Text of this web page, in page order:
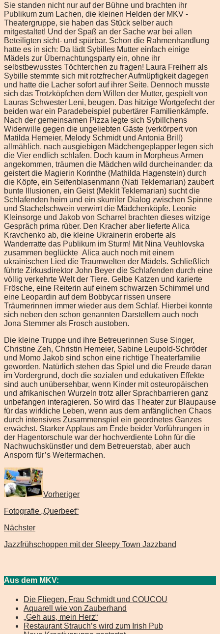
Sie standen nicht nur auf der Bühne und brachten ihr
Publikum zum Lachen, die kleinen Helden der MKV -
Theatergruppe, sie haben das Stück selber auch
mitgestaltet! Und der Spaß an der Sache war bei allen
Beteiligten sicht- und spürbar. Schon die Rahmenhandlung
hatte es in sich: Da lädt Sybilles Mutter einfach einige
Mädels zur Übernachtungsparty ein, ohne ihr
selbstbewusstes Töchterchen zu fragen! Laura Freiherr als
Sybille stemmte sich mit rotzfrecher Aufmüpfigkeit dagegen
und hatte die Lacher sofort auf ihrer Seite. Dennoch musste
sich das Trotzköpfchen dem Willen der Mutter, gespielt von
Lauras Schwester Leni, beugen. Das hitzige Wortgefecht der
beiden war ein Paradebeispiel pubertärer Familienkämpfe.
Nach der gemeinsamen Pizza legte sich Sybillchens
Widerwille gegen die ungeliebten Gäste (verkörpert von
Matilda Hemeier, Melody Schmidt und Antonia Brill)
allmählich, nach ausgiebigen Mädchengeplapper legen sich
die Vier endlich schlafen. Doch kaum in Morpheus Armen
angekommen, träumen die Mädchen wild durcheinander: da
geistert die Magierin Korinthe (Mathilda Hagenstein) durch
die Köpfe, ein Seifenblasenmann (Nati Teklemarian) zaubert
bunte Illusionen, ein Geist (Meklit Teklemarian) sucht die
Schlafenden heim und ein skurriler Dialog zwischen Spinne
und Stachelschwein verwirrt die Mädchenköpfe. Leonie
Kleinsorge und Jakob von Scharrel brachten dieses witzige
Gespräch prima rüber. Den Kracher aber lieferte Alica
Kravchenko ab, die kleine Ukrainerin eroberte als
Wanderratte das Publikum im Sturm! Mit Nina Veuhlovska
zusammen beglückte Alica auch noch mit einem
ukrainischen Lied die Traumwelten der Mädels. Schließlich
führte Zirkusdirektor John Beyer die Schlafenden durch eine
völlig verkehrte Welt der Tiere. Gelbe Katzen und karierte
Frösche, eine Reiterin auf einem schwarzen Schimmel und
eine Leopardin auf dem Bobbycar rissen unsere
Träumerinnen immer wieder aus dem Schlaf. Hierbei konnte
sich neben den schon genannten Darstellern auch noch
Jona Stemmer als Frosch austoben.
Die kleine Truppe und ihre Betreuerinnen Suse Singer,
Christine Zeh, Christin Hemeier, Sabine Leupold-Schröder
und Momo Jakob sind schon eine richtige Theaterfamilie
geworden. Natürlich stehen das Spiel und die Freude daran
im Vordergrund, doch die sozialen und edukativen Effekte
sind auch unübersehbar, wenn Kinder mit osteuropäischen
und afrikanischen Wurzeln trotz aller Sprachbarrieren ganz
unbefangen interagieren. So wird das Theater zur Blaupause
für das wirkliche Leben, wenn aus dem anfänglichen Chaos
durch intensives Zusammenspiel ein geordnetes Ganzes
erwächst. Starker Applaus am Ende beider Vorführungen in
der Hagentorschule war der hochverdiente Lohn für die
Nachwuchskünstler und dem Betreuerstab, aber auch
Ansporn für’s Weitermachen.
Vorheriger
Fotografie „Querbeet“
Nächster
Jazzfrühschoppen mit der Sleepy Town Jazzband
Aus dem MKV:
Die Fliegen, Frau Schmidt und COUCOU
Aquarell wie von Zauberhand
„Geh aus, mein Herz“
Restaurant Strauch’s wird zum Irish Pub